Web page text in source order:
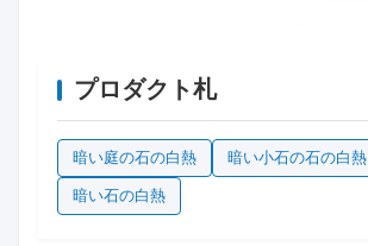
プロダクト札
暗い庭の石の白熱 暗い小石の石の白熱
暗い石の白熱